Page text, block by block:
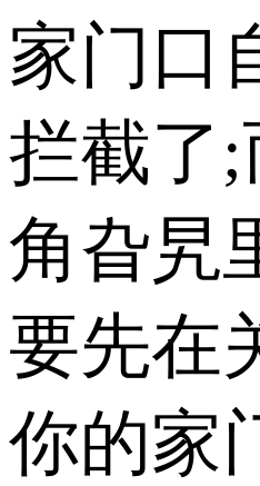
家门口
拦截了
角旮旯
要先在
你的家